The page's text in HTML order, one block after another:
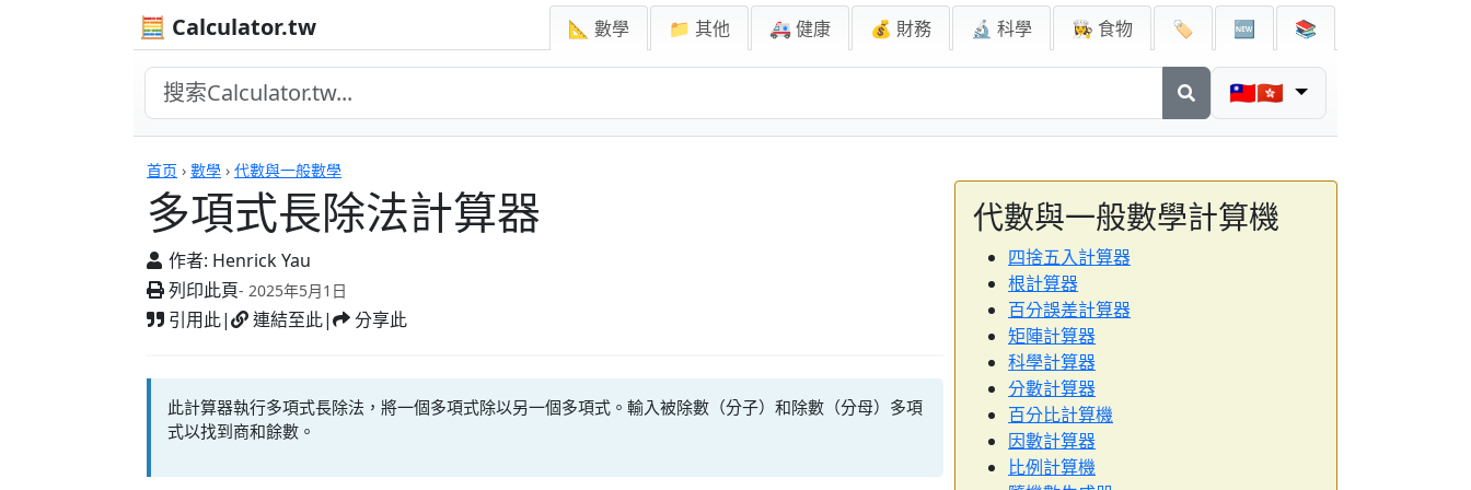
🧮 Calculator.tw 📐 數學 📁 其他 🚑 健康 💰 財務 🔬 科學 👩‍🍳 食物 🏷️ 🆕 📚
🇹🇼🇭🇰
首页 › 數學 › 代數與一般數學
多項式長除法計算器
作者: Henrick Yau
列印此頁- 2025年5月1日
引用此| 連結至此| 分享此
計算機
此計算器執行多項式長除法，將一個多項式除以另一個多項式。輸入被除數（分子）和除數（分母）多項
式以找到商和餘數。
代數與一般數學計算機
四捨五入計算器
根計算器
百分誤差計算器
矩陣計算器
科學計算器
分數計算器
百分比計算機
因數計算器
比例計算機